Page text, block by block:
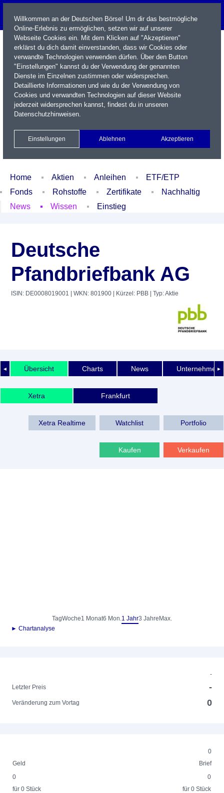
Name / WKN / ISIN / Kürzel
Xetra Realtime
Watchlist Portfolio Login
Home Aktien Anleihen
ETF/ETP
Fonds
Rohstoffe Zertifikate
Nachhaltig
News
Wissen Einstieg
Deutsche
Pfandbriefbank AG
ISIN: DE0008019001 | WKN: 801900 | Kürzel: PBB | Typ: Aktie
◄ ►
Übersicht Charts News
Xetra Frankfurt
Xetra Realtime Watchlist Portfolio
Kaufen Verkaufen
TagWoche1 Monat6 Mon.1 Jahr3 Jahre Max.
► Chartanalyse
-
Letzter Preis
-
Veränderung zum Vortag 0
0
Geld
Brief
0
für 0 Stück
0
für 0 Stück
Willkommen an der Deutschen Börse! Um dir das bestmögliche
Online-Erlebnis zu ermöglichen, setzen wir auf unserer
Webseite Cookies ein. Mit dem Klicken auf "Akzeptieren"
erklärst du dich damit einverstanden, dass wir Cookies oder
verwandte Technologien verwenden dürfen. Über den Button
"Einstellungen" kannst du der Verwendung der genannten
Dienste im Einzelnen zustimmen oder widersprechen.
Detaillierte Informationen und wie du der Verwendung von
Cookies und verwandten Technologien auf dieser Website
jederzeit widersprechen kannst, findest du in unseren
Datenschutzhinweisen.
Einstellungen Ablehnen Akzeptieren